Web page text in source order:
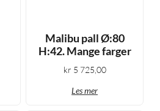
Malibu pall Ø:80
H:42. Mange farger
kr 5 725,00
Les mer